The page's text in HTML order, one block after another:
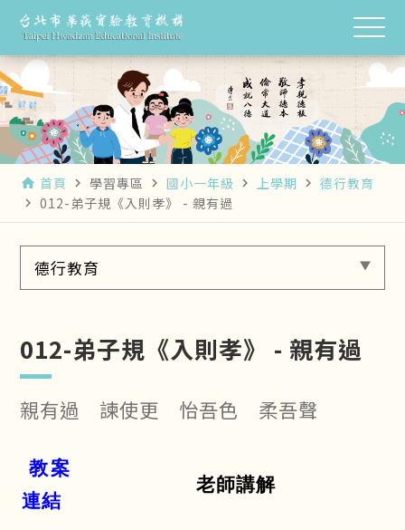
home 首頁 navigate_next 學習專區 navigate_next 國小一年級 navigate_next 上學期 navigate_next 德行教育
navigate_next 012-弟子規《入則孝》 - 親有過
德行教育
012-弟子規《入則孝》 - 親有過
親有過 諫使更 怡吾色 柔吾聲
教案
連結
老師講解